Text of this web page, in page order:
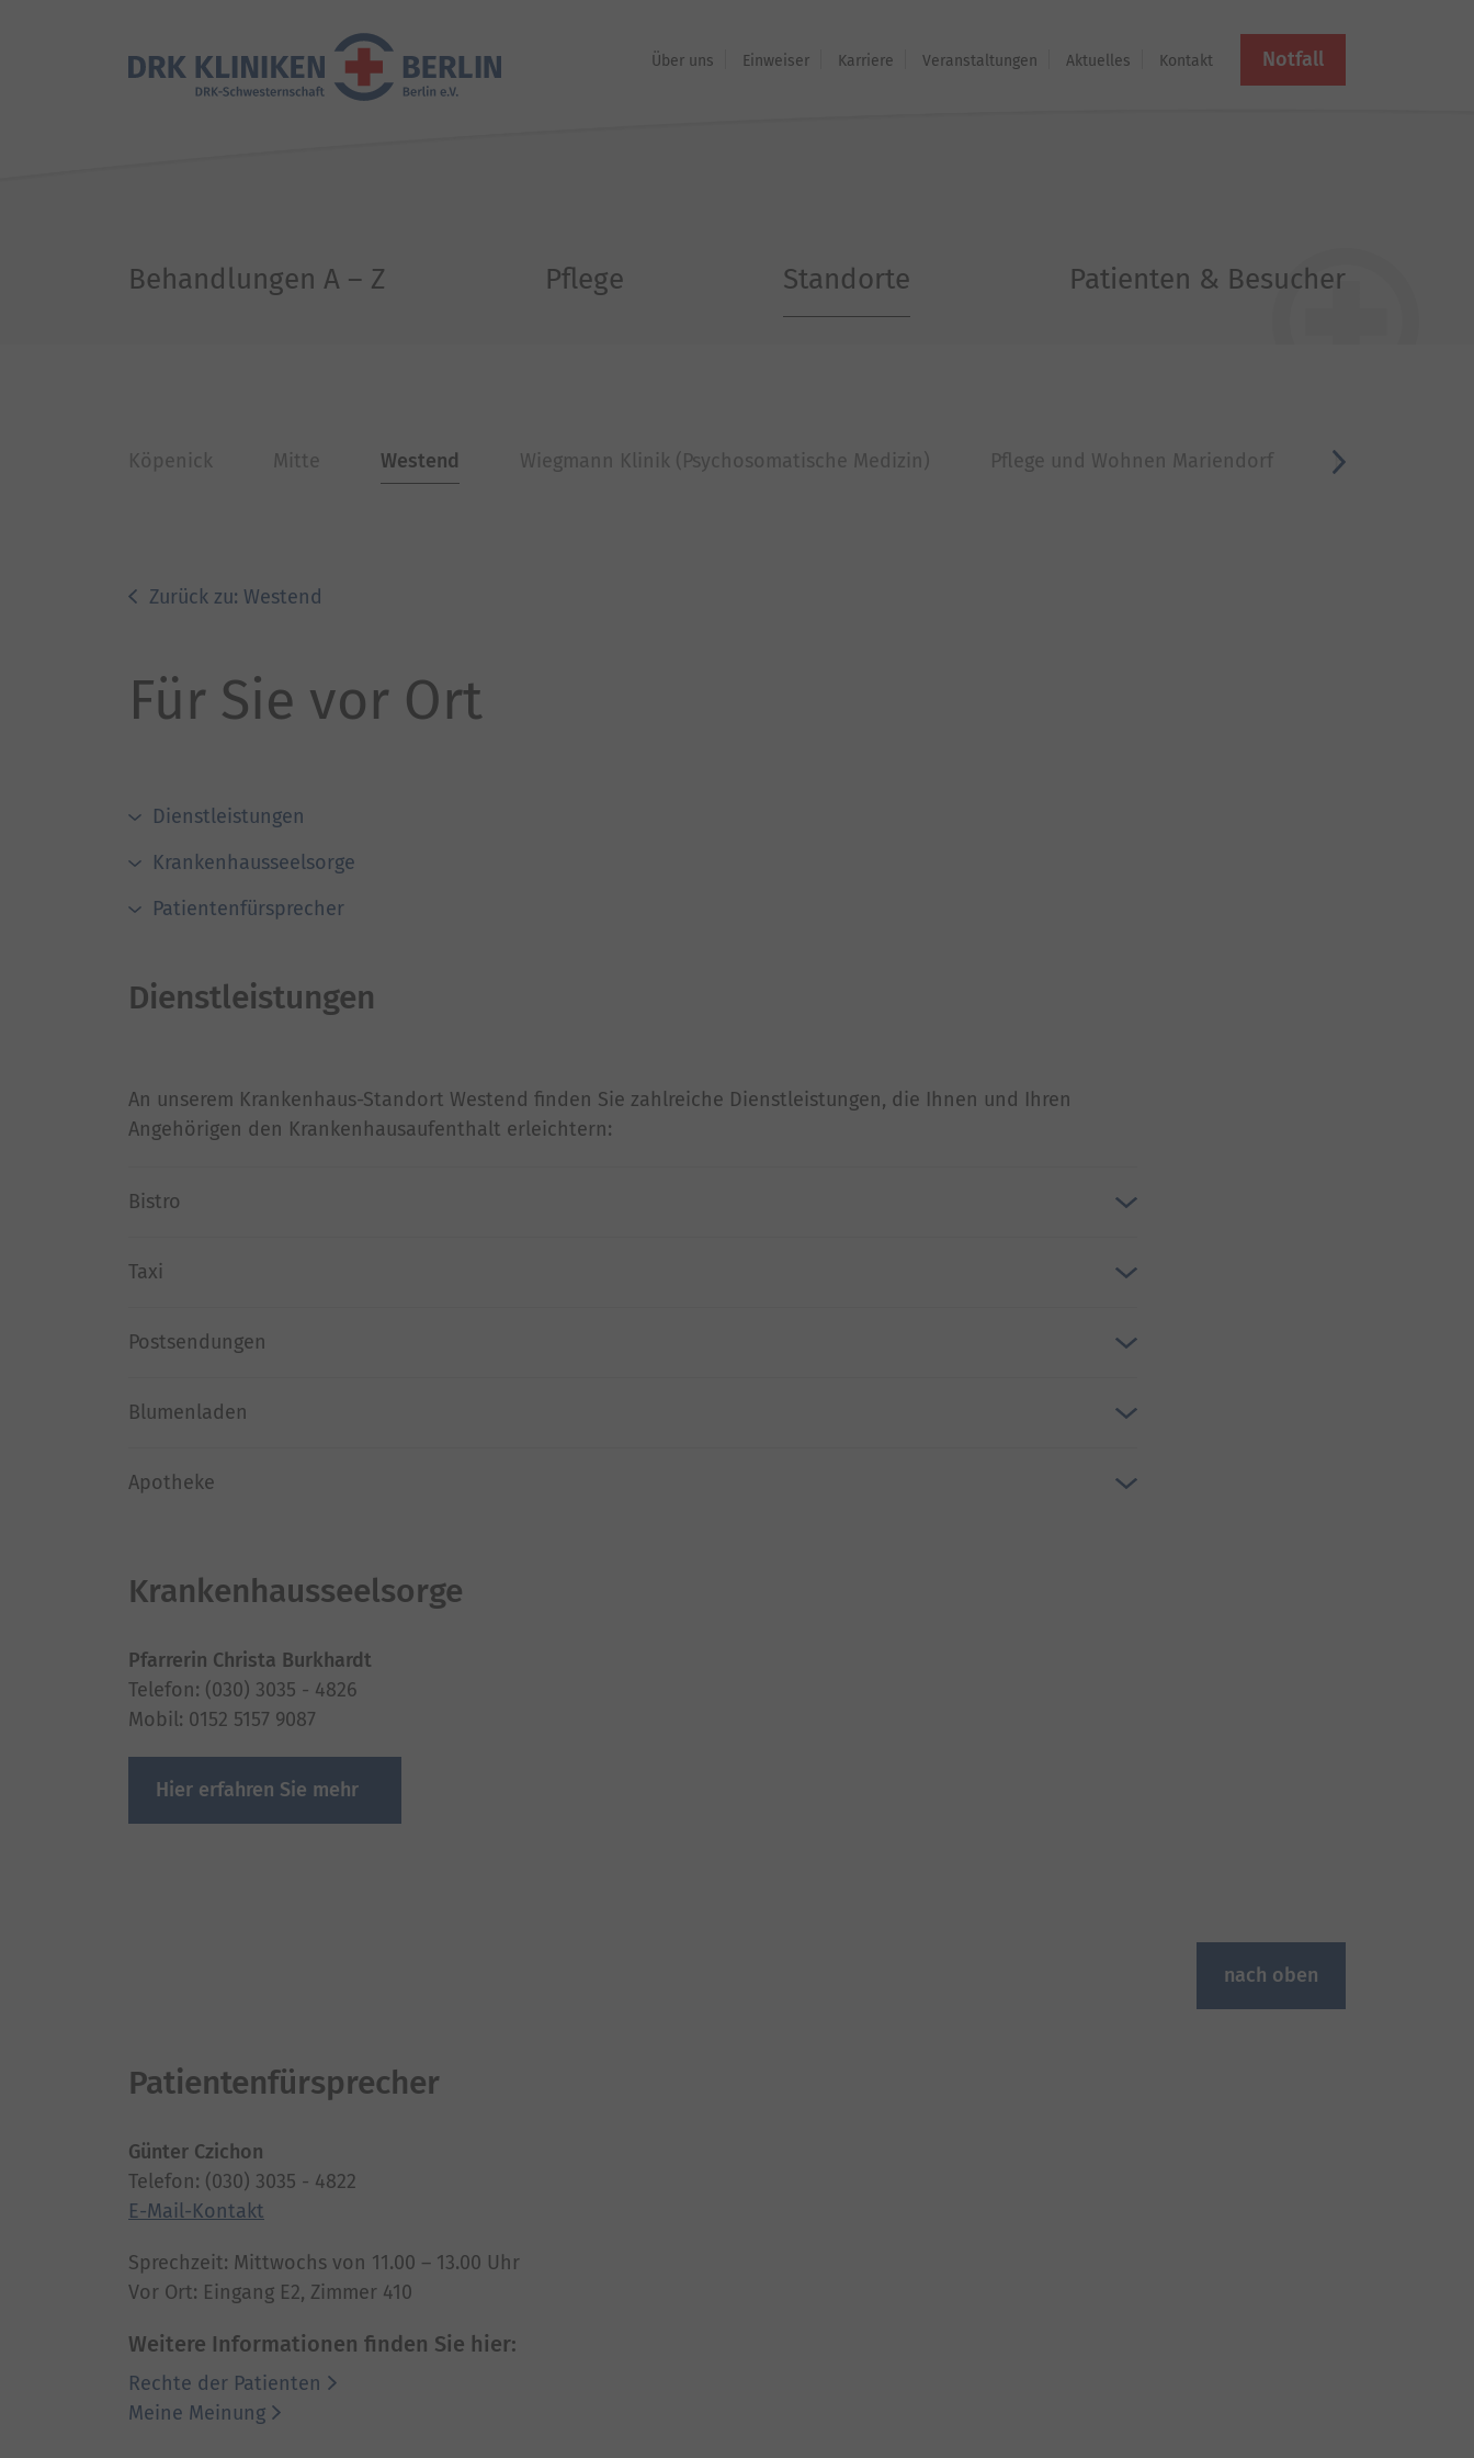
Über uns Einweiser Karriere Veranstaltungen Aktuelles Kontakt Notfall
Behandlungen A – Z Pflege Standorte Patienten & Besucher
Köpenick Mitte Westend Wiegmann Klinik (Psychosomatische Medizin) Pflege und Wohnen Mariendorf Hospiz
Zurück zu: Westend
Für Sie vor Ort
Dienstleistungen
Krankenhausseelsorge
Patientenfürsprecher
Dienstleistungen
An unserem Krankenhaus-Standort Westend finden Sie zahlreiche Dienstleistungen, die Ihnen und Ihren
Angehörigen den Krankenhausaufenthalt erleichtern:
Bistro
Taxi
Postsendungen
Blumenladen
Apotheke
Krankenhausseelsorge
Pfarrerin Christa Burkhardt
Telefon: (030) 3035 - 4826
Mobil: 0152 5157 9087
Hier erfahren Sie mehr
nach oben
Patientenfürsprecher
Günter Czichon
Telefon: (030) 3035 - 4822
E-Mail-Kontakt
Sprechzeit: Mittwochs von 11.00 – 13.00 Uhr
Vor Ort: Eingang E2, Zimmer 410
Weitere Informationen finden Sie hier:
Rechte der Patienten
Meine Meinung